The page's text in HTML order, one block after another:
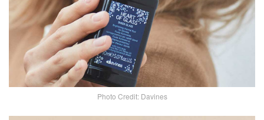
Photo Credit: Davines